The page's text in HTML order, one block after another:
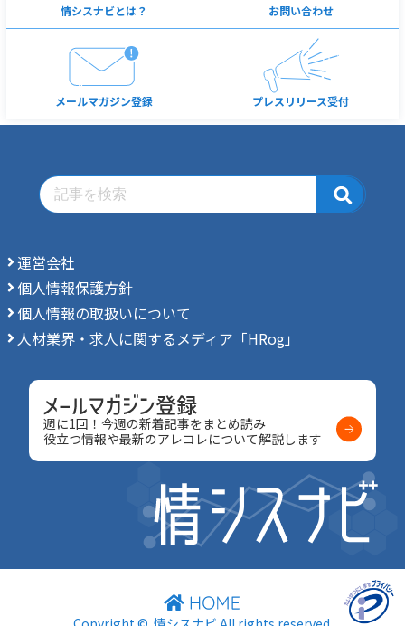
情シスナビとは？ お問い合わせ
メールマガジン登録 プレスリリース受付
運営会社
個人情報保護方針
個人情報の取扱いについて
人材業界・求人に関するメディア「HRog」
週に1回！今週の新着記事をまとめ読み
役立つ情報や最新のアレコレについて解説します